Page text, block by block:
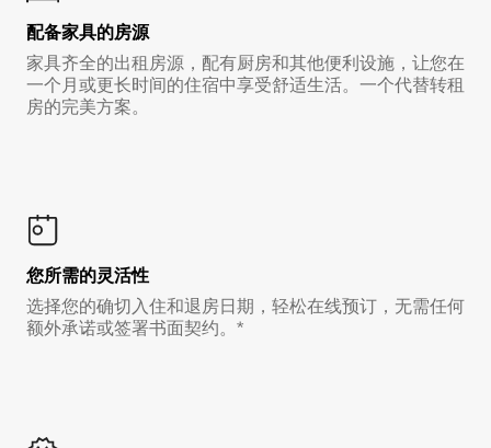
配备家具的房源
家具齐全的出租房源，配有厨房和其他便利设施，让您在
一个月或更长时间的住宿中享受舒适生活。一个代替转租
房的完美方案。
您所需的灵活性
选择您的确切入住和退房日期，轻松在线预订，无需任何
额外承诺或签署书面契约。*